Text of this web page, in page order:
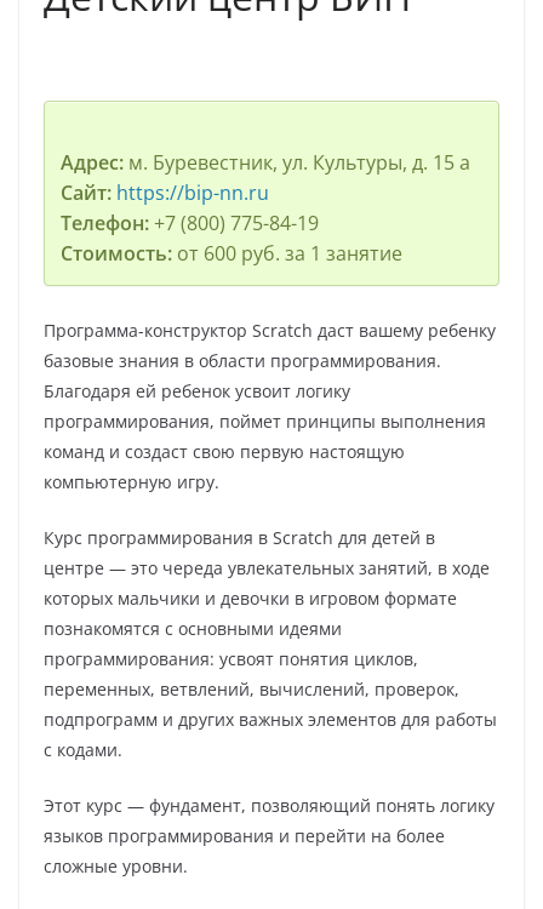
Адрес:м. Буревестник, ул. Культуры, д. 15 а
Сайт: https://bip-nn.ru
Телефон:+7 (800) 775-84-19
Стоимость:от 600 руб. за 1 занятие
Программа-конструктор Scratch даст вашему ребенку
базовые знания в области программирования.
Благодаря ей ребенок усвоит логику
программирования, поймет принципы выполнения
команд и создаст свою первую настоящую
компьютерную игру.
Курс программирования в Scratch для детей в
центре — это череда увлекательных занятий, в ходе
которых мальчики и девочки в игровом формате
познакомятся с основными идеями
программирования: усвоят понятия циклов,
переменных, ветвлений, вычислений, проверок,
подпрограмм и других важных элементов для работы
с кодами.
Этот курс — фундамент, позволяющий понять логику
языков программирования и перейти на более
сложные уровни.